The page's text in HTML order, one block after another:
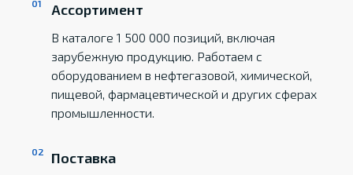
Ассортимент
В каталоге 1 500 000 позиций, включая
зарубежную продукцию. Работаем с
оборудованием в нефтегазовой, химической,
пищевой, фармацевтической и других сферах
промышленности.
Поставка